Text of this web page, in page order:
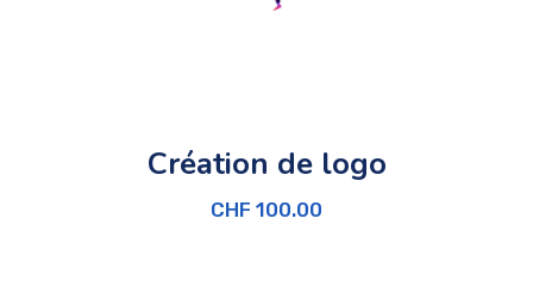
Création de logo
CHF 100.00